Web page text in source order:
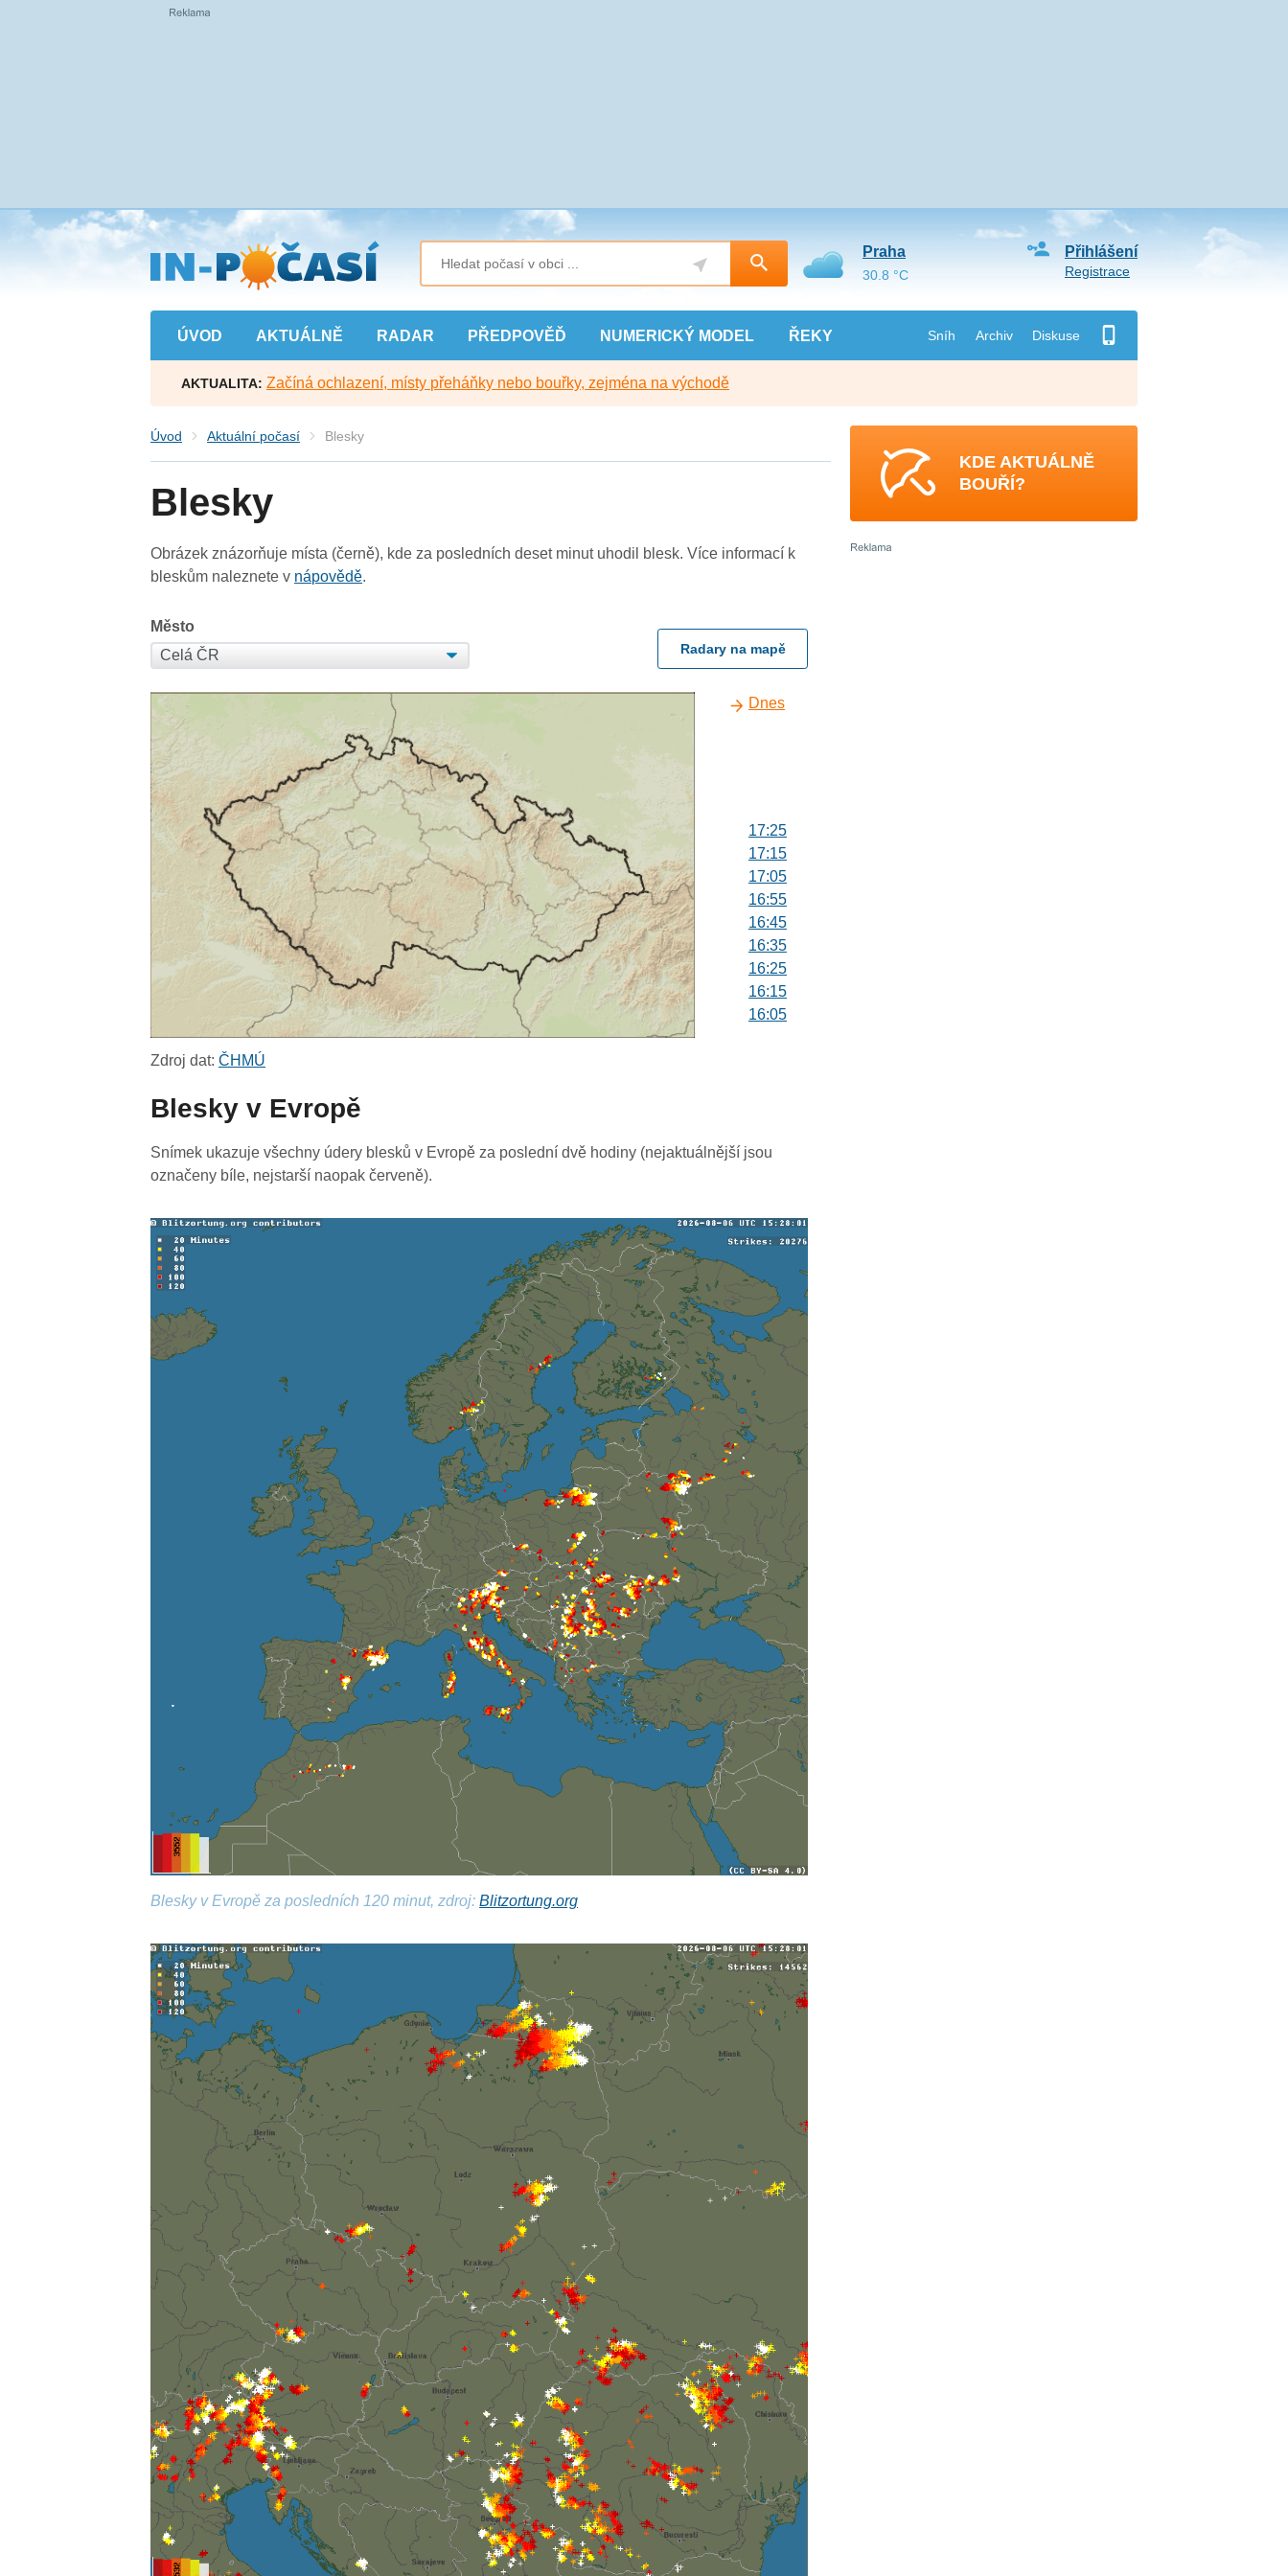
Přejít
na
hlavní
obsah
ÚVOD AKTUÁLNĚ RADAR PŘEDPOVĚĎ NUMERICKÝ MODEL ŘEKY Sníh Archiv Diskuse
Přihlášení
Registrace
Praha
30.8 °C
AKTUALITA: Začíná ochlazení, místy přeháňky nebo bouřky, zejména na východě
Úvod Aktuální počasí Blesky
Blesky
Obrázek znázorňuje místa (černě), kde za posledních deset minut uhodil blesk. Více informací k
bleskům naleznete v nápovědě.
Město
Radary na mapě
Dnes
17:25
17:15
17:05
16:55
16:45
16:35
16:25
16:15
16:05
15:05
14:35
14:25
Zdroj dat:ČHMÚ
Blesky v Evropě
Snímek ukazuje všechny údery blesků v Evropě za poslední dvě hodiny (nejaktuálnější jsou
označeny bíle, nejstarší naopak červeně).
Blesky v Evropě za posledních 120 minut, zdroj:Blitzortung.org
KDE AKTUÁLNĚ
BOUŘÍ?